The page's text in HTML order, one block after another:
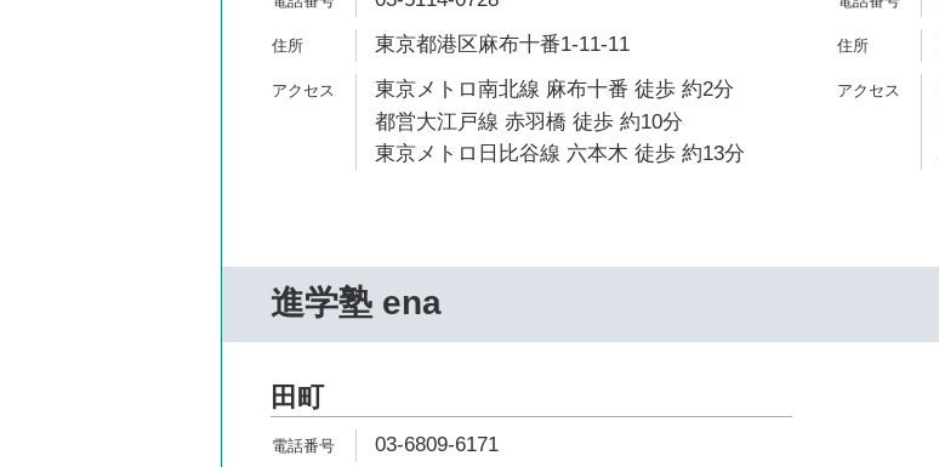
東京都港区麻布十番1-11-11
東京メトロ南北線 麻布十番 徒歩 約2分
都営大江戸線 赤羽橋 徒歩 約10分
東京メトロ日比谷線 六本木 徒歩 約13分
進学塾 ena
田町
03-6809-6171